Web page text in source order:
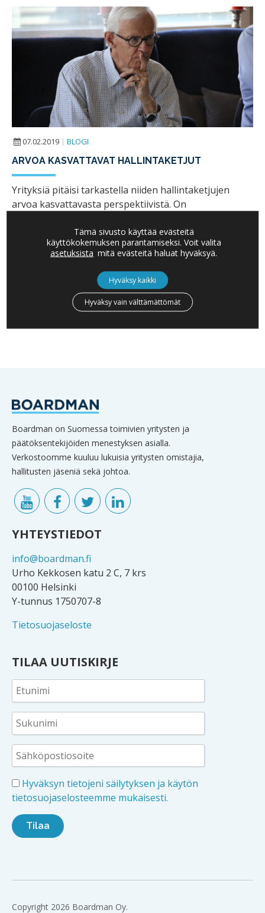
07.02.2019 | BLOGI
ARVOA KASVATTAVAT HALLINTAKETJUT
Yrityksiä pitäisi tarkastella niiden hallintaketjujen
arvoa kasvattavasta perspektiivistä. On
hallintaketjuja, mutta kaikissa konteksteissa
tavoitteena on kuitenkin saada luotua niistä
mahdollisimman paljon arvoa…
Boardman on Suomessa toimivien yritysten ja
päätöksentekijöiden menestyksen asialla.
Verkostoomme kuuluu lukuisia yritysten omistajia,
hallitusten jäseniä sekä johtoa.
YHTEYSTIEDOT
info@boardman.fi
Urho Kekkosen katu 2 C, 7 krs
00100 Helsinki
Y-tunnus 1750707-8
Tietosuojaseloste
TILAA UUTISKIRJE
Hyväksyn tietojeni säilytyksen ja käytön
tietosuojaselosteemme mukaisesti.
Copyright 2026 Boardman Oy.
Tämä sivusto käyttää evästeitä
käyttökokemuksen parantamiseksi. Voit valita
asetuksista mitä evästeitä haluat hyväksyä.
Hyväksy kaikki
Hyväksy vain välttämättömät